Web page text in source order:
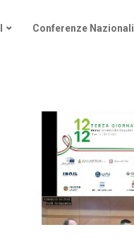
Conferenze Nazionali